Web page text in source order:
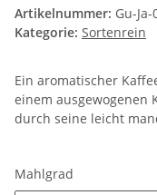
Artikelnummer: Gu-Ja-
Kategorie: Sortenrein
Ein aromatischer
einem ausgewogenen
durch seine leicht
Mahlgrad